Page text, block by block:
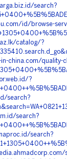
search?
id/browse-
catalog/?
china.com/quality-
?
search?
search?
search?